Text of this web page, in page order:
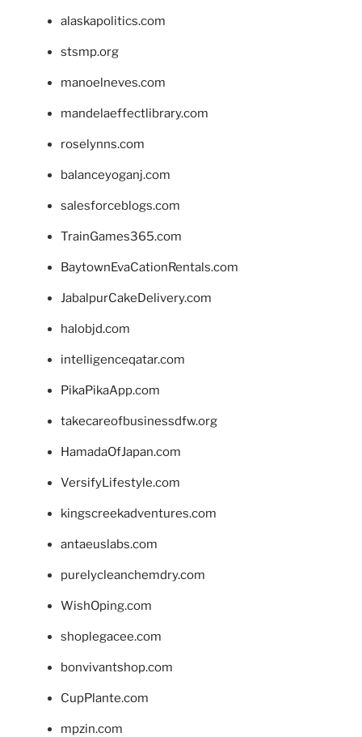
alaskapolitics.com
stsmp.org
manoelneves.com
mandelaeffectlibrary.com
roselynns.com
balanceyoganj.com
salesforceblogs.com
TrainGames365.com
BaytownEvaCationRentals.com
JabalpurCakeDelivery.com
halobjd.com
intelligenceqatar.com
PikaPikaApp.com
takecareofbusinessdfw.org
HamadaOfJapan.com
VersifyLifestyle.com
kingscreekadventures.com
antaeuslabs.com
purelycleanchemdry.com
WishOping.com
shoplegacee.com
bonvivantshop.com
CupPlante.com
mpzin.com